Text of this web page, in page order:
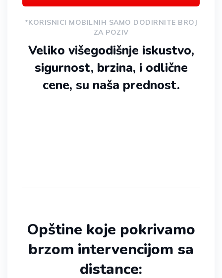
*KORISNICI MOBILNIH SAMO DODIRNITE BROJ
ZA POZIV
Veliko višegodišnje iskustvo,
sigurnost, brzina, i odlične
cene, su naša prednost.
Opštine koje pokrivamo
brzom intervencijom sa
distance: